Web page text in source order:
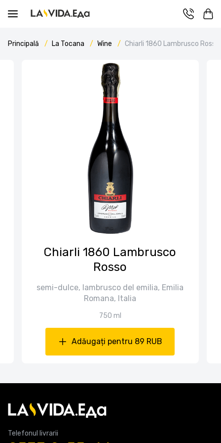
Principală La Tocana Wine Chiarli 1860 Lambrusco Rosso
Chiarli 1860 Lambrusco
Rosso
semi-dulce, lambrusco del emilia, Emilia
Romana, Italia
750 ml
Adăugați pentru 89 RUB
Telefonul livrarii